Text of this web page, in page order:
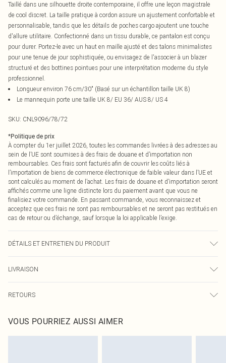
Taillé dans une silhouette droite contemporaine, il offre une leçon magistrale
de cool discret. La taille pratique à cordon assure un ajustement confortable et
personnalisable, tandis que les détails de poches cargo ajoutent une touche
d'allure utilitaire. Confectionné dans un tissu durable, ce pantalon est conçu
pour durer. Portez-le avec un haut en maille ajusté et des talons minimalistes
pour une tenue de jour sophistiquée, ou envisagez de l'associer à un blazer
structuré et des bottines pointues pour une interprétation moderne du style
professionnel.
Longueur environ 76 cm/30" (Basé sur un échantillon taille UK 8)
Le mannequin porte une taille UK 8/ EU 36/ AUS 8/ US 4
SKU: CNL9096/78/72
*Politique de prix
À compter du 1er juillet 2026, toutes les commandes livrées à des adresses au
sein de l’UE sont soumises à des frais de douane et d’importation non
remboursables. Ces frais sont facturés afin de couvrir les coûts liés à
l’importation de biens de commerce électronique de faible valeur dans l’UE et
sont calculés au moment de l’achat. Les frais de douane et d’importation seront
affichés comme une ligne distincte lors du paiement avant que vous ne
finalisiez votre commande. En passant commande, vous reconnaissez et
acceptez que ces frais ne sont pas remboursables et ne seront pas restitués en
cas de retour ou d’échange, sauf lorsque la loi applicable l’exige.
DÉTAILS ET ENTRETIEN DU PRODUIT
déteindre.
LIVRAISON
Livraison express France
Jusqu'à 2-3 jours ouvrables
RETOURS
pour nous retourner un article.
Veuillez noter que nous ne pouvons pas rembourser les masques tendance, les
VOUS POURRIEZ AUSSI AIMER